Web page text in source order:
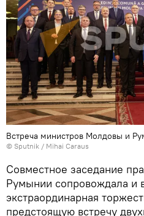
Встреча министров Молдовы и
© Sputnik / Mihai Caraus
Совместное заседание
Румынии сопровождала и
экстраординарная
предстоящую встречу